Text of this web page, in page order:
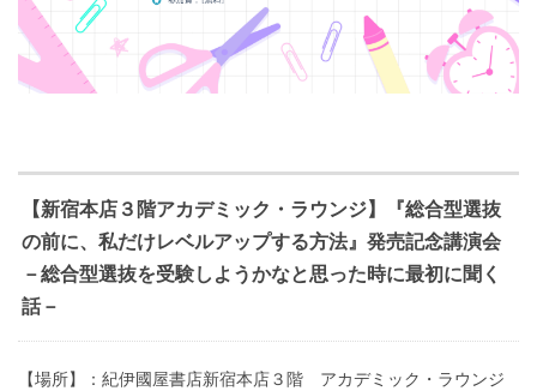
【新宿本店３階アカデミック・ラウンジ】『総合型選抜
の前に、私だけレベルアップする方法』発売記念講演会
－総合型選抜を受験しようかなと思った時に最初に聞く
話－
【場所】：紀伊國屋書店新宿本店３階 アカデミック・ラウンジ